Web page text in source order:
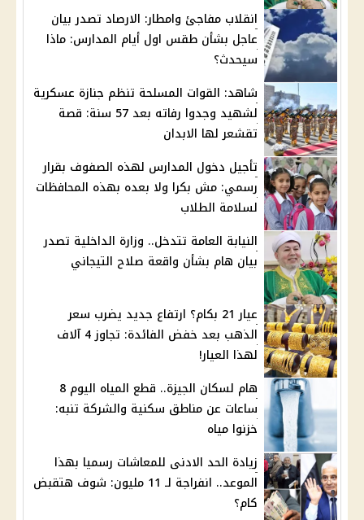
انقلاب مفاجئ وامطار: الارصاد تصدر بيان
عاجل بشأن طقس اول أيام المدارس: ماذا
سيحدث؟
شاهد: القوات المسلحة تنظم جنازة عسكرية
لشهيد وجدوا رفاته بعد 57 سنة: قصة
تقشعر لها الابدان
تأجيل دخول المدارس لهذه الصفوف بقرار
رسمي: مش بكرا ولا بعده بهذه المحافظات
لسلامة الطلاب
النيابة العامة تتدخل.. وزارة الداخلية تصدر
بيان هام بشأن واقعة صلاح التيجاني
عيار 21 بكام؟ ارتفاع جديد يضرب سعر
الذهب بعد خفض الفائدة: تجاوز 4 آلاف
لهذا العيار!
هام لسكان الجيزة.. قطع المياه اليوم 8
ساعات عن مناطق سكنية والشركة تنبه:
خزنوا مياه
زيادة الحد الادنى للمعاشات رسميا بهذا
الموعد.. انفراجة لـ 11 مليون: شوف هتقبض
كام؟